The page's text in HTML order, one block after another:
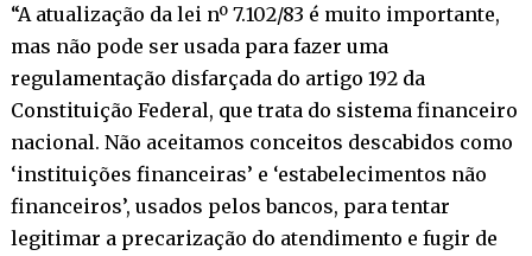
“A atualização da lei nº 7.102/83 é muito importante,
mas não pode ser usada para fazer uma
regulamentação disfarçada do artigo 192 da
Constituição Federal, que trata do sistema financeiro
nacional. Não aceitamos conceitos descabidos como
‘instituições financeiras’ e ‘estabelecimentos não
financeiros’, usados pelos bancos, para tentar
legitimar a precarização do atendimento e fugir de